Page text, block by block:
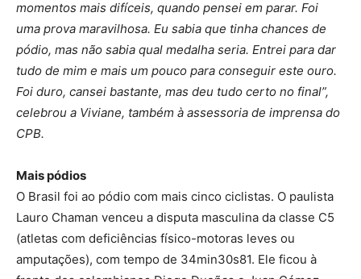
momentos mais difíceis, quando pensei em parar. Foi
uma prova maravilhosa. Eu sabia que tinha chances de
pódio, mas não sabia qual medalha seria. Entrei para dar
tudo de mim e mais um pouco para conseguir este ouro.
Foi duro, cansei bastante, mas deu tudo certo no final”,
celebrou a Viviane, também à assessoria de imprensa do
CPB.
Mais pódios
O Brasil foi ao pódio com mais cinco ciclistas. O paulista
Lauro Chaman venceu a disputa masculina da classe C5
(atletas com deficiências físico-motoras leves ou
amputações), com tempo de 34min30s81. Ele ficou à